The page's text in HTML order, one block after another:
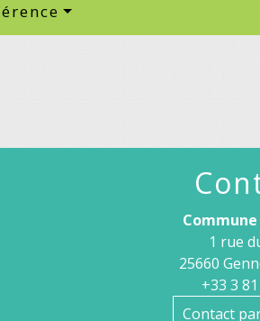
1 rue
25660
+33 3
Contact